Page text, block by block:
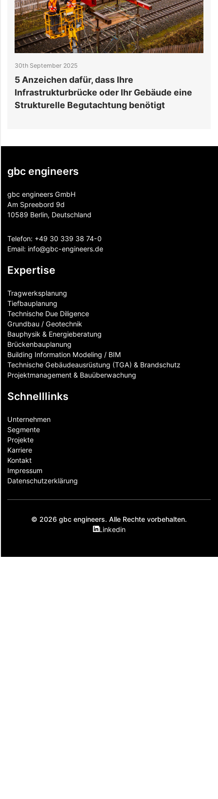
Gebäude eine
benötigt
So beschleunigen Sie die
im Rechenzentrum mit Smart
gbc engineers
gbc engineers GmbH
Am Spreebord 9d
10589 Berlin, Deutschland
Telefon: +49 30 339 38 74-0
Email: info@gbc-engineers.de
Expertise
Tragwerksplanung
Tiefbauplanung
Technische Due Diligence
Grundbau / Geotechnik
Bauphysik & Energieberatung
Brückenbauplanung
Building Information Modeling / BIM
Technische Gebäudeausrüstung (TGA) & Brandschutz
Projektmanagement & Bauüberwachung
Schnelllinks
Unternehmen
Segmente
Projekte
Karriere
Kontakt
Impressum
Datenschutzerklärung
© 2026 gbc engineers. Alle Rechte vorbehalten.
Linkedin